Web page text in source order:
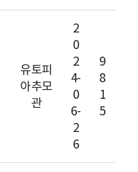
유토피
아추모
관
2
0
2
4-
0
6-
2
6
9
8
1
5